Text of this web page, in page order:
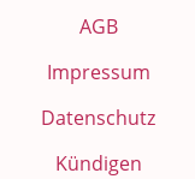
AGB
Impressum
Datenschutz
Kündigen